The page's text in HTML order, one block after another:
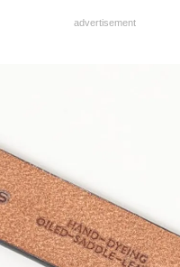
advertisement